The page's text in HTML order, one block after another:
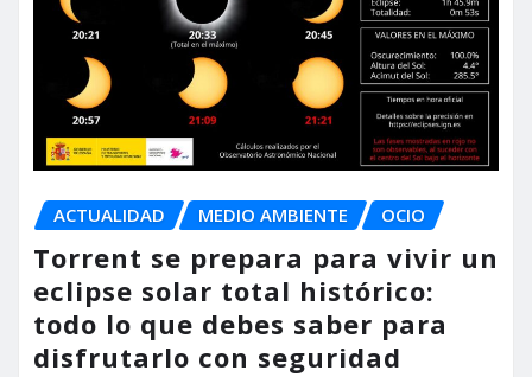
ACTUALIDAD MEDIO AMBIENTE OCIO
Torrent se prepara para vivir un
eclipse solar total histórico:
todo lo que debes saber para
disfrutarlo con seguridad